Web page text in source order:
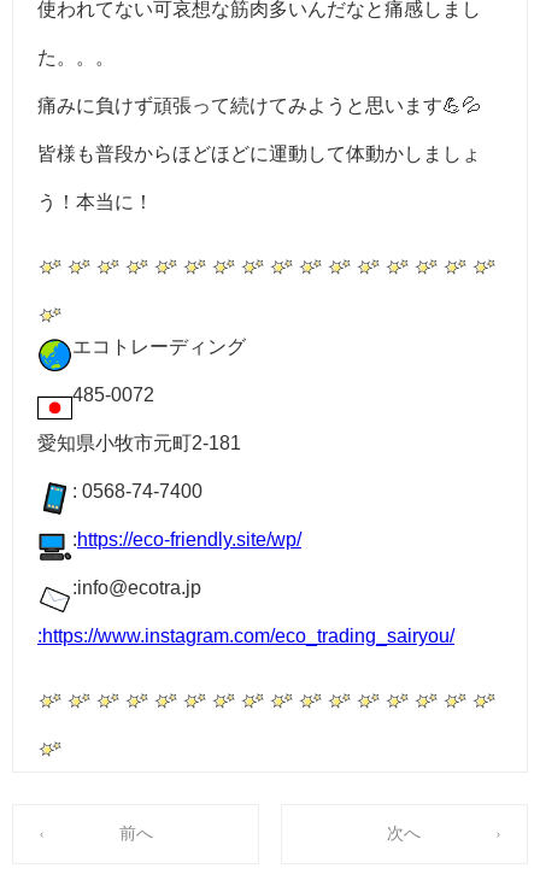
使われてない可哀想な筋肉多いんだなと痛感しまし
た。。。
痛みに負けず頑張って続けてみようと思います💪💦
皆様も普段からほどほどに運動して体動かしましょ
う！本当に！
エコトレーディング
485-0072
愛知県小牧市元町2-181
: 0568-74-7400
:https://eco-friendly.site/wp/
:info@ecotra.jp
:https://www.instagram.com/eco_trading_sairyou/
前へ 次へ